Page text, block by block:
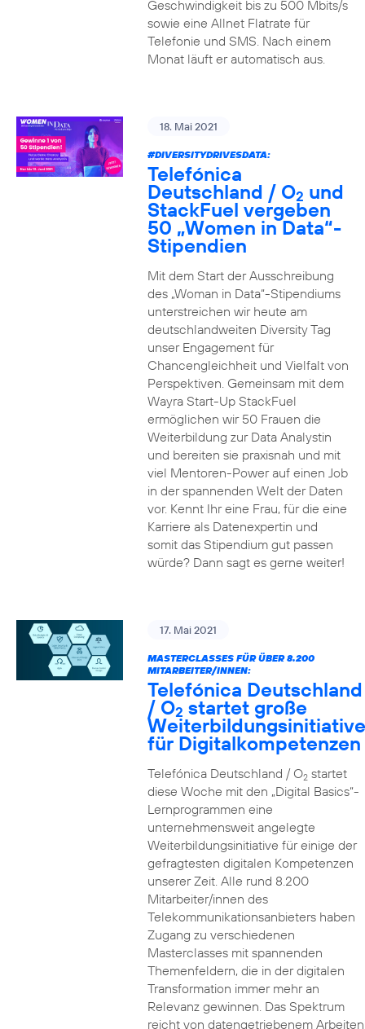
Geschwindigkeit bis zu 500 Mbits/s
sowie eine Allnet Flatrate für
Telefonie und SMS. Nach einem
Monat läuft er automatisch aus.
18. Mai 2021
#DIVERSITYDRIVESDATA:
Telefónica
Deutschland / O2 und
StackFuel vergeben
50 „Women in Data“-
Stipendien
Mit dem Start der Ausschreibung
des „Woman in Data“-Stipendiums
unterstreichen wir heute am
deutschlandweiten Diversity Tag
unser Engagement für
Chancengleichheit und Vielfalt von
Perspektiven. Gemeinsam mit dem
Wayra Start-Up StackFuel
ermöglichen wir 50 Frauen die
Weiterbildung zur Data Analystin
und bereiten sie praxisnah und mit
viel Mentoren-Power auf einen Job
in der spannenden Welt der Daten
vor. Kennt Ihr eine Frau, für die eine
Karriere als Datenexpertin und
somit das Stipendium gut passen
würde? Dann sagt es gerne weiter!
17. Mai 2021
MASTERCLASSES FÜR ÜBER 8.200
MITARBEITER/INNEN:
Telefónica Deutschland
/ O2 startet große
Weiterbildungsinitiative
für Digitalkompetenzen
Telefónica Deutschland / O2startet
diese Woche mit den „Digital Basics“-
Lernprogrammen eine
unternehmensweit angelegte
Weiterbildungsinitiative für einige der
gefragtesten digitalen Kompetenzen
unserer Zeit. Alle rund 8.200
Mitarbeiter/innen des
Telekommunikationsanbieters haben
Zugang zu verschiedenen
Masterclasses mit spannenden
Themenfeldern, die in der digitalen
Transformation immer mehr an
Relevanz gewinnen. Das Spektrum
reicht von datengetriebenem Arbeiten